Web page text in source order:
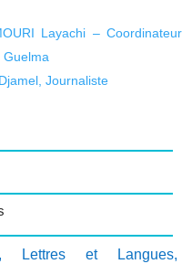
Layachi – Coordinateur
Guelma
Journaliste
Lettres et Langues,